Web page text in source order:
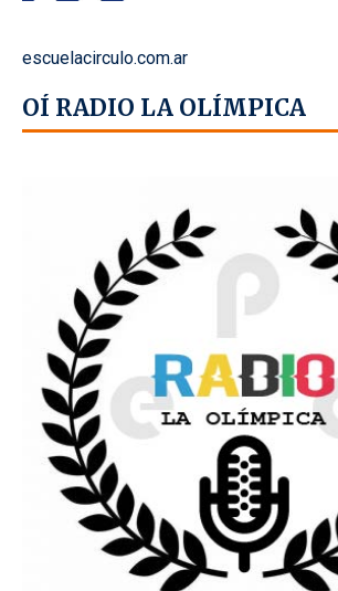
escuelacirculo.com.ar
OÍ RADIO LA OLÍMPICA